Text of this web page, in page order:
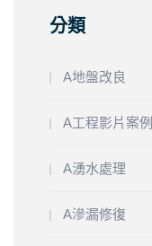
分類
A地盤改良
A工程影片案例
A湧水處理
A滲漏修復